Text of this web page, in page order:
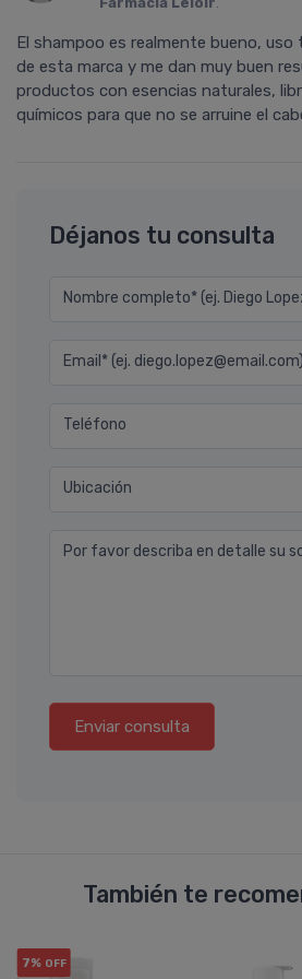
El shampoo es realmente bueno,
de esta marca y me dan muy buen
productos con esencias naturales,
químicos para que no se arruine el
Déjanos tu consulta
Nombre completo* (ej. Diego
Email* (ej. diego.lopez@email.com)
Teléfono
Ubicación
Por favor describa en detalle su
Enviar consulta
También te
7% OFF